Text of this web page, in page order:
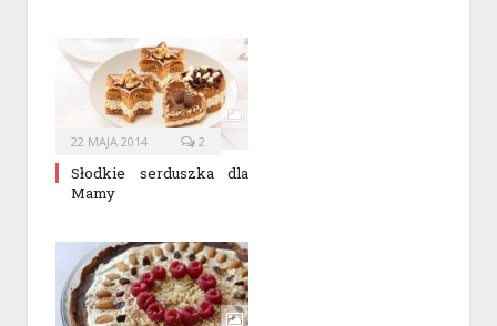
22 MAJA 2014 2
Słodkie serduszka dla
Mamy